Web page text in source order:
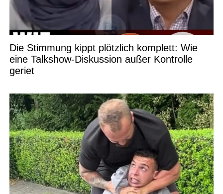
Die Stimmung kippt plötzlich komplett: Wie
eine Talkshow-Diskussion außer Kontrolle
geriet